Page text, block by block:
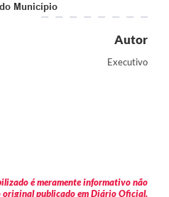
Município
Autor
Executivo
é meramente informativo não
original publicado em Diário Oficial.